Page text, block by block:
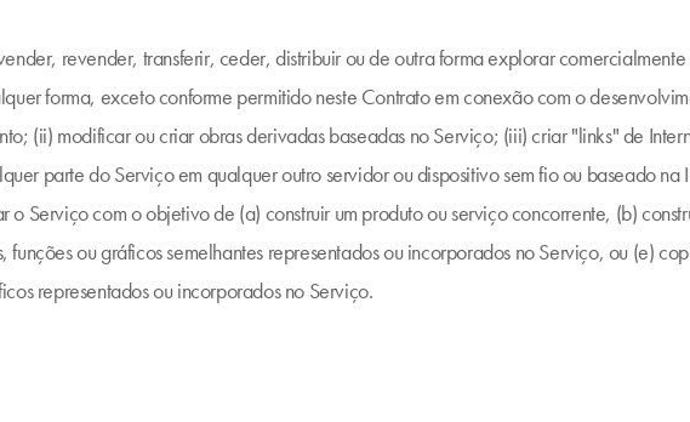
revender, transferir, ceder, distribuir ou de outra forma explorar comercialmente
forma, exceto conforme permitido neste Contrato em conexão com o
(ii) modificar ou criar obras derivadas baseadas no Serviço; (iii) criar "links" de
parte do Serviço em qualquer outro servidor ou dispositivo sem fio ou baseado na
o Serviço com o objetivo de (a) construir um produto ou serviço concorrente, (b)
funções ou gráficos semelhantes representados ou incorporados no Serviço, ou (e)
representados ou incorporados no Serviço.